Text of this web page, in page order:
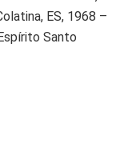
ES, 1968 –
Santo